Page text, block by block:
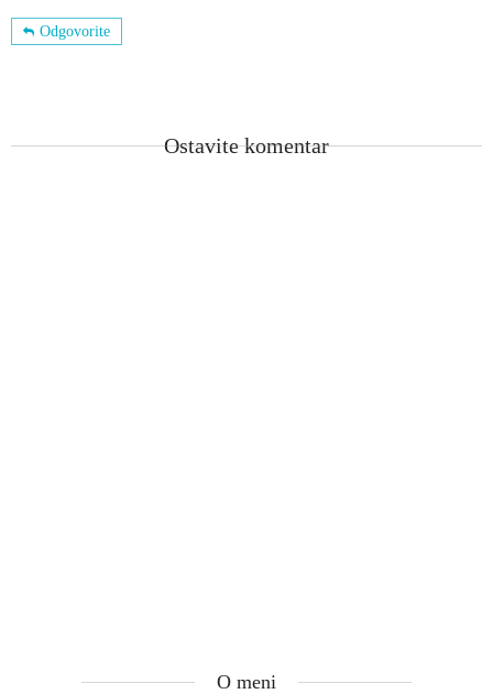
Odgovorite
Ostavite komentar
O meni